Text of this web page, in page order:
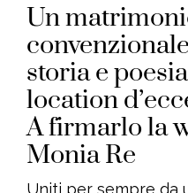
Un
storia e
location
A firmarlo la
Monia Re
Uniti per sempre da